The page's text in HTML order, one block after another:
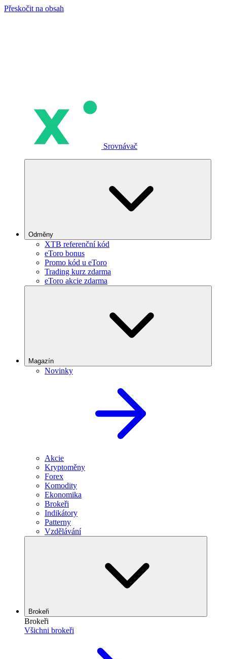
Přeskočit na obsah
Srovnávač
Odměny
XTB referenční kód
eToro bonus
Promo kód u eToro
Trading kurz zdarma
eToro akcie zdarma
Magazín
Novinky
Akcie
Kryptoměny
Forex
Komodity
Ekonomika
Brokeři
Indikátory
Patterny
Vzdělávání
Brokeři
Brokeři
Všichni brokeři